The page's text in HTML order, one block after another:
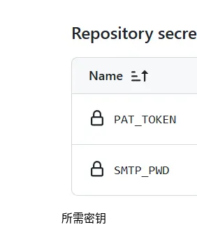
所需密钥